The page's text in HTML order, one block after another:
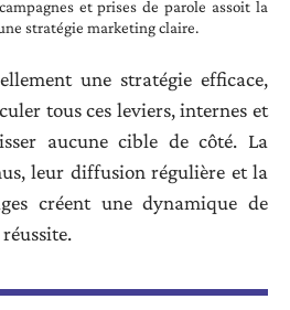
et prises de parole assoit la
stratégie marketing claire.
une stratégie efficace,
tous ces leviers, internes et
aucune cible de côté. La
leur diffusion régulière et la
créent une dynamique de